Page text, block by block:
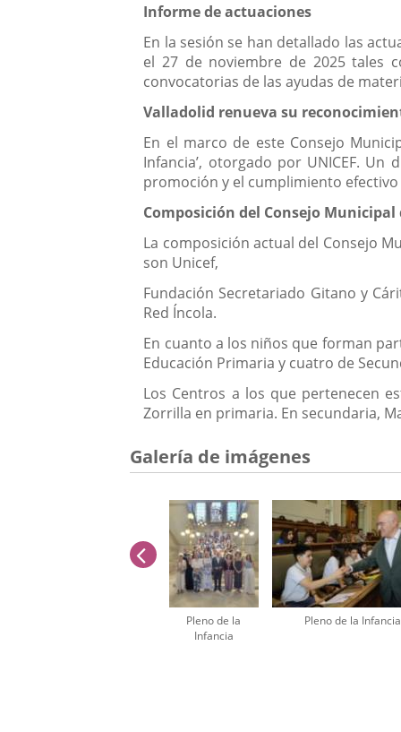
Informe de actuaciones
En la sesión se han detallado las
el 27 de noviembre de 2025 tales
convocatorias de las ayudas de
Valladolid renueva su
En el marco de este Consejo
Infancia’, otorgado por UNICEF.
promoción y el cumplimiento
Composición del Consejo
La composición actual del Consejo
son Unicef,
Fundación Secretariado Gitano y
Red Íncola.
En cuanto a los niños que forman
Educación Primaria y cuatro de
Los Centros a los que pertenecen
Zorrilla en primaria. En secundaria,
Galería de imágenes
Pleno de la
Infancia
Pleno de la Infancia
anterior